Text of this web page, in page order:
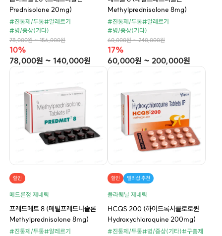
Prednisolone 20mg)
#진통제/두통#알레르기
#병/증상(기타)
78,000원 ~ 156,000원
10%
78,000원 ~ 140,000원
Methylprednisolone 8mg)
#진통제/두통#알레르기
#병/증상(기타)
60,000원 ~ 240,000원
17%
60,000원 ~ 200,000원
할인
메드론정 제네릭
프레드메트 8 (메틸프레드니솔론
Methylprednisolone 8mg)
#진통제/두통#알레르기
할인 델리샵 추천
플라퀘닐 제네릭
HCQS 200 (하이드록시클로로퀸
Hydroxychloroquine 200mg)
#진통제/두통#병/증상(기타)#구충제